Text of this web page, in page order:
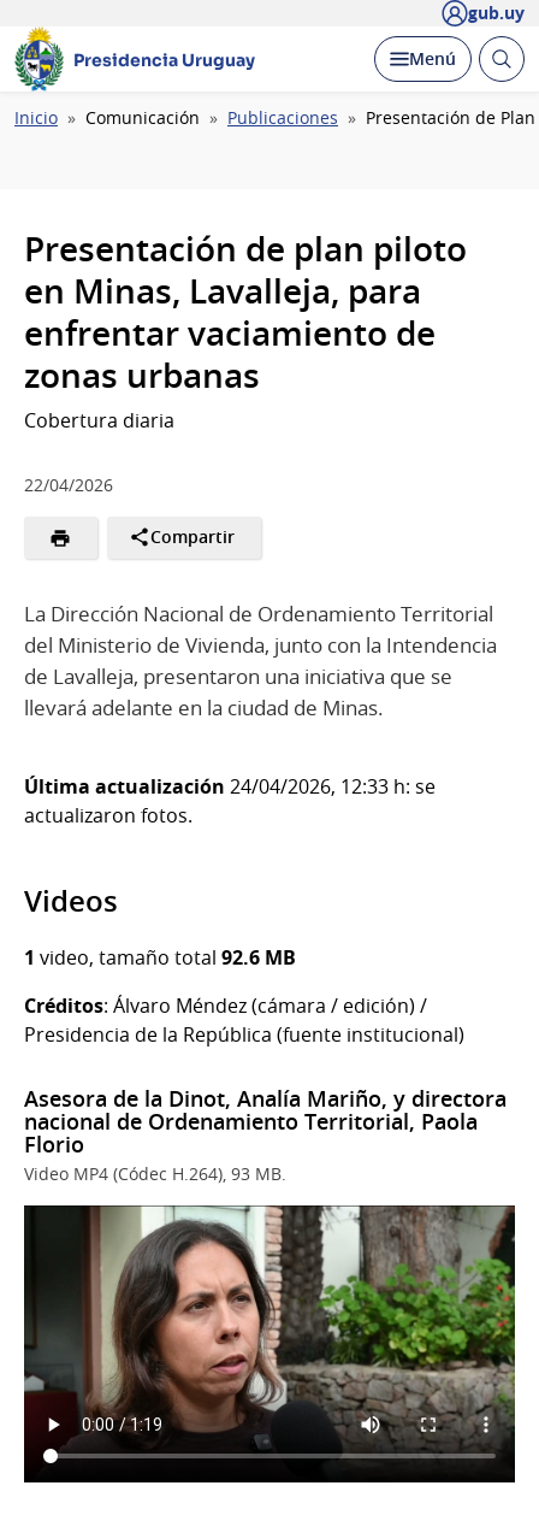
gub.uy
Presidencia Uruguay Desplegar
Menú Abrir
Ruta
Inicio Comunicación Publicaciones Presentación de
Presentación de plan piloto
en Minas, Lavalleja, para
enfrentar vaciamiento de
zonas urbanas
Cobertura diaria
22/04/2026
Compartir
La Dirección Nacional de Ordenamiento Territorial
del Ministerio de Vivienda, junto con la Intendencia
de Lavalleja, presentaron una iniciativa que se
llevará adelante en la ciudad de Minas.
Última actualización 24/04/2026, 12:33 h: se
actualizaron fotos.
Videos
1 video, tamaño total 92.6 MB
Créditos: Álvaro Méndez (cámara / edición) /
Presidencia de la República (fuente institucional)
Asesora de la Dinot, Analía Mariño, y directora
nacional de Ordenamiento Territorial, Paola
Florio
Video MP4 (Códec H.264), 93 MB.